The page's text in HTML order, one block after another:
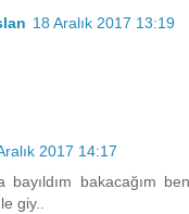
18 Aralık 2017 13:19
2017 14:17
bayıldım bakacağım
giy..